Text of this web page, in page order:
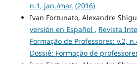
n.1, jan./mar. (2016)
Ivan Fortunato, Alexandre
versión en Español , Revista
Formação de Professores: v.2,
Dossiê: Formação de